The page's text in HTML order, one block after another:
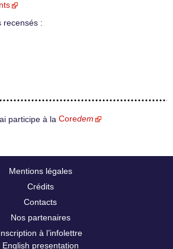
recensés :
participe à la Coredem
Mentions légales
Crédits
Contacts
Nos partenaires
à l’infolettre
English presentation